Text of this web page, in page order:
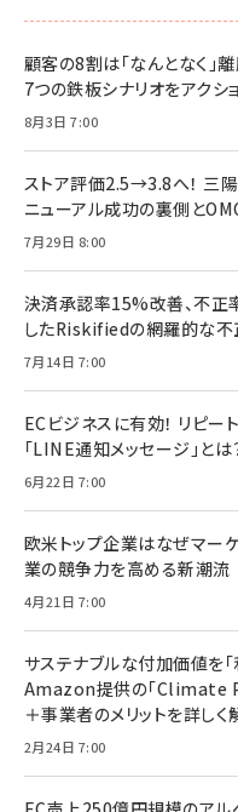
顧客の8割は「なんとなく」
7つの鉄板シナリオをアクシ
8月3日 7:00
ストア評価2.5→3.8へ！ 三陽
ニューアル成功の裏側と
7月29日 8:00
決済承認率15%改善、不正
したRiskifiedの網羅的な不
7月14日 7:00
ECビジネスに有効！ リピ
「LINE通知メッセージ」とは
6月22日 7:00
欧米トップ企業はなぜマー
業の競争力を高める新潮流
4月21日 7:00
サステナブルな付加価値を
Amazon提供の「Climate
＋事業者のメリットを詳しく
2月24日 7:00